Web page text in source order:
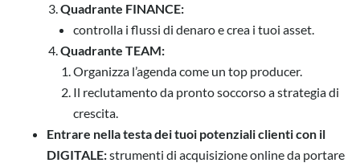
Quadrante FINANCE:
controlla i flussi di denaro e crea i tuoi asset.
Quadrante TEAM:
Organizza l’agenda come un top producer.
Il reclutamento da pronto soccorso a strategia di
crescita.
Entrare nella testa dei tuoi potenziali clienti con il
DIGITALE:strumenti di acquisizione online da portare